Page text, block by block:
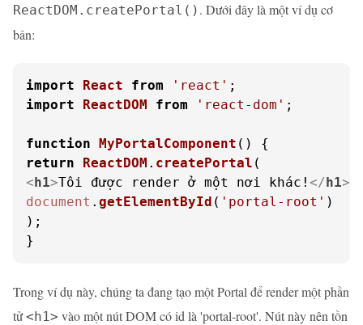
ReactDOM.createPortal() . Dưới đây là một ví dụ cơ
bản:
import React from 'react'
import
ReactDOM from 'react-dom' ;
function MyPortalComponent (
return
ReactDOM . createPortal
<h1>Tôi được render ở một nơi khác! </h1>
document . getElementById ( 'portal-root' )
);
}
Trong ví dụ này, chúng ta đang tạo một Portal để render một phần
tử<h1> vào một nút DOM có id là 'portal-root'. Nút này nên tồn